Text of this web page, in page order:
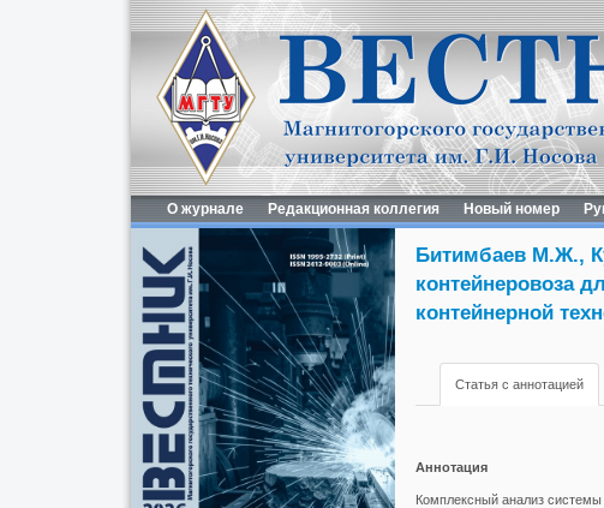
О журнале Редакционная коллегия Новый номер
Битимбаев М.Ж.,
контейнеровоза
контейнерной
Статья с аннотацией
Аннотация
Комплексный анализ